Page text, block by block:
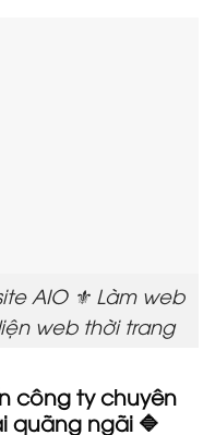
AIO ⚜️ Làm web
web thời trang
công ty chuyên
quãng ngãi 🔷